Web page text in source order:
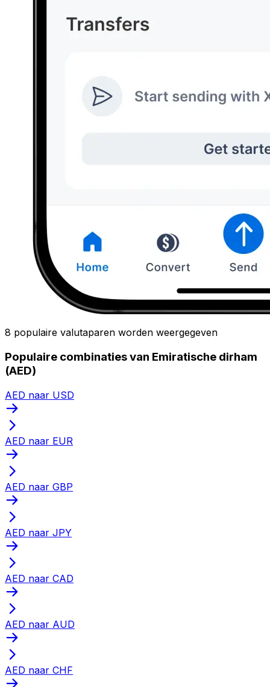
8 populaire valutaparen worden weergegeven
Populaire combinaties van Emiratische dirham
(AED)
AED naar USD
AED naar EUR
AED naar GBP
AED naar JPY
AED naar CAD
AED naar AUD
AED naar CHF